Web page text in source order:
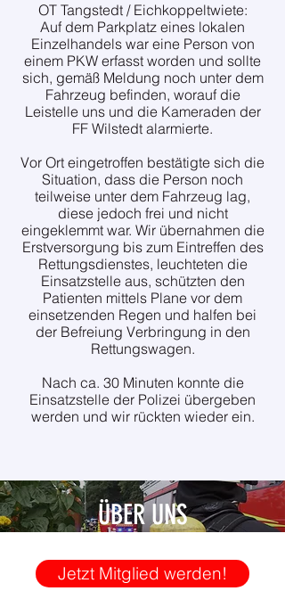
OT Tangstedt / Eichkoppeltwiete:
Auf dem Parkplatz eines lokalen
Einzelhandels war eine Person von
einem PKW erfasst worden und sollte
sich, gemäß Meldung noch unter dem
Fahrzeug befinden, worauf die
Leistelle uns und die Kameraden der
FF Wilstedt alarmierte.
Vor Ort eingetroffen bestätigte sich die
Situation, dass die Person noch
teilweise unter dem Fahrzeug lag,
diese jedoch frei und nicht
eingeklemmt war. Wir übernahmen die
Erstversorgung bis zum Eintreffen des
Rettungsdienstes, leuchteten die
Einsatzstelle aus, schützten den
Patienten mittels Plane vor dem
einsetzenden Regen und halfen bei
der Befreiung Verbringung in den
Rettungswagen.
Nach ca. 30 Minuten konnte die
Einsatzstelle der Polizei übergeben
werden und wir rückten wieder ein.
ÜBER UNS
Jetzt Mitglied werden!